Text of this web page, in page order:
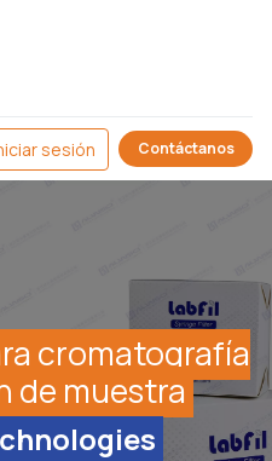
sesión Contáctanos
cromatografía
de muestra